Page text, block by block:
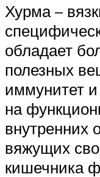
Хурма –
обладает
полезных
иммунитет
на
внутренних
вяжущих
кишечника